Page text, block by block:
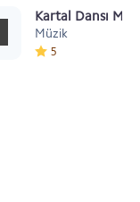
Kartal Dansı
Müzik
5